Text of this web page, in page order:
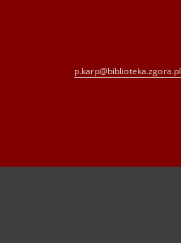
p.karp@biblioteka.zgora.pl